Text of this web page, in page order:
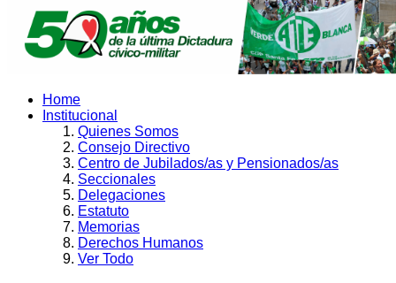
Home
Institucional
Quienes Somos
Consejo Directivo
Centro de Jubilados/as y Pensionados/as
Seccionales
Delegaciones
Estatuto
Memorias
Derechos Humanos
Ver Todo